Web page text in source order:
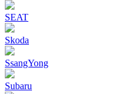
SEAT
Skoda
SsangYong
Subaru